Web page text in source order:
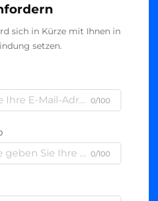
sich in Kürze mit Ihnen in
setzen.
0/100
0/100